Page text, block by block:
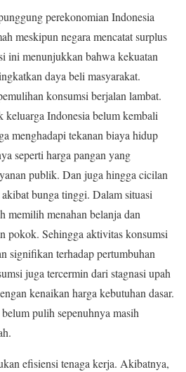
perekonomian Indonesia
meskipun negara mencatat surplus
ini menunjukkan bahwa kekuatan
daya beli masyarakat.
konsumsi berjalan lambat.
keluarga Indonesia belum kembali
menghadapi tekanan biaya hidup
seperti harga pangan yang
publik. Dan juga hingga cicilan
bunga tinggi. Dalam situasi
memilih menahan belanja dan
pokok. Sehingga aktivitas konsumsi
signifikan terhadap pertumbuhan
juga tercermin dari stagnasi upah
kenaikan harga kebutuhan dasar.
pulih sepenuhnya masih
efisiensi tenaga kerja. Akibatnya,